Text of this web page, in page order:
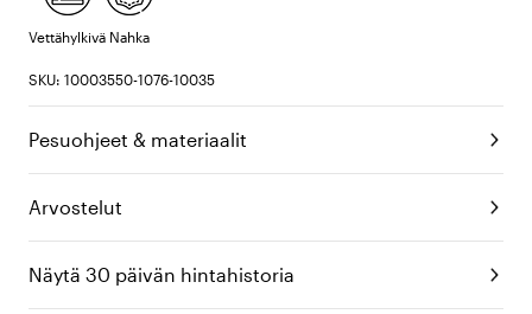
Vettähylkivä Nahka
SKU: 10003550-1076-10035
Pesuohjeet & materiaalit
Arvostelut
Näytä 30 päivän hintahistoria